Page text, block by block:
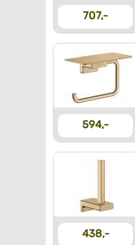
707,-
594,-
438,-